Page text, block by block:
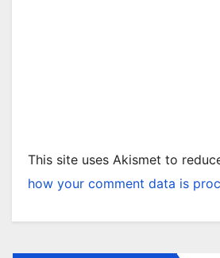
This site uses Akismet to
how your comment data is